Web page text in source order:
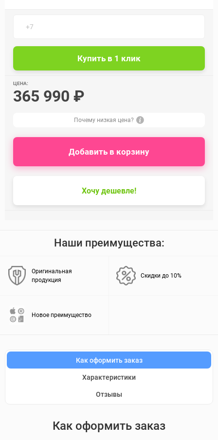
ЦЕНА:
365 990 ₽
Почему низкая цена?
Хочу дешевле!
Добавить в корзину
Наши преимущества:
Оригинальная
продукция
Скидки до 10%
Новое преимущество
Как оформить заказ
Характеристики
Отзывы
Как оформить заказ